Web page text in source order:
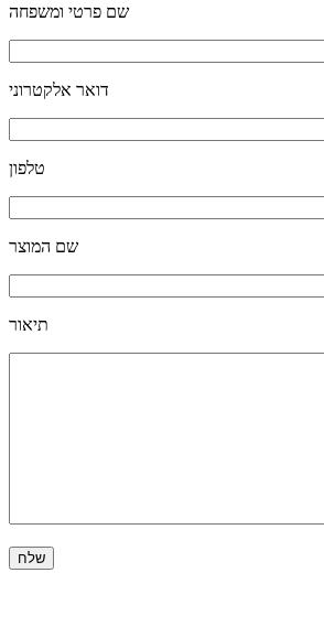
שם פרטי ומשפחה
דואר אלקטרוני
טלפון
שם המוצר
תיאור